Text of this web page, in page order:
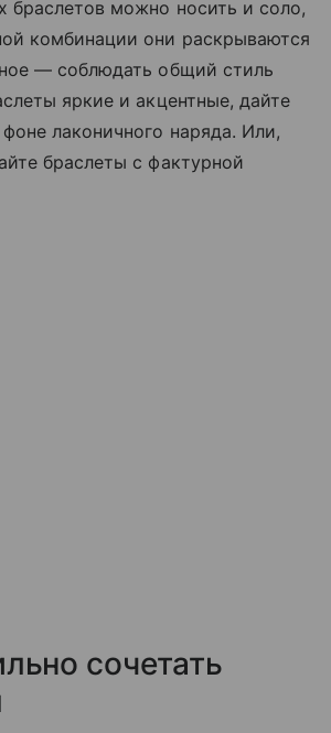
браслетов можно носить и соло,
комбинации они раскрываются
— соблюдать общий стиль
яркие и акцентные, дайте
лаконичного наряда. Или,
браслеты с фактурной
сочетать